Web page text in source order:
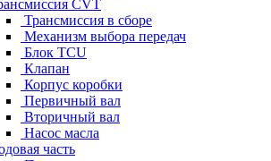
CVT
Трансмиссия в сборе
Механизм выбора передач
Блок TCU
Клапан
Корпус коробки
Первичный вал
Вторичный вал
Насос масла
часть